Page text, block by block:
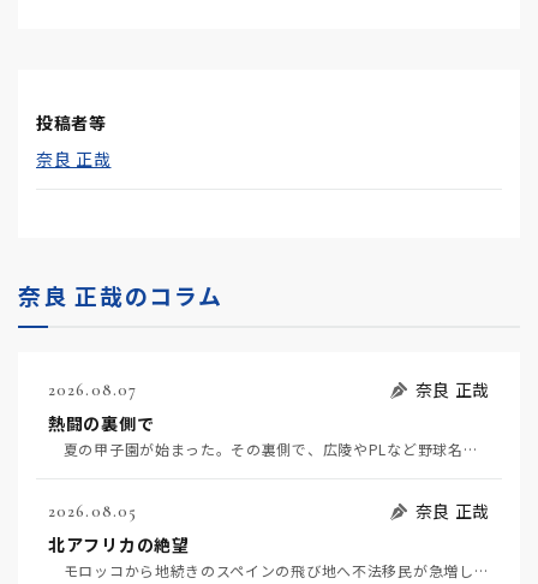
投稿者等
奈良 正哉
奈良 正哉のコラム
2026.08.07
奈良 正哉
熱闘の裏側で
夏の甲子園が始まった。その裏側で、広陵やPLなど野球名門校（だった）の不祥事のその後について、「熱…
2026.08.05
奈良 正哉
北アフリカの絶望
モロッコから地続きのスペインの飛び地へ不法移民が急増していて、当地の大問題となっている。「海を泳い…